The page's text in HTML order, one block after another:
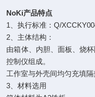
NoKi产品特点
1、执行标准：Q/
2、主体结构：
由箱体、内胆、面板、烧
控制仪组成。
工作室与外壳间均匀充填
3、材料选用